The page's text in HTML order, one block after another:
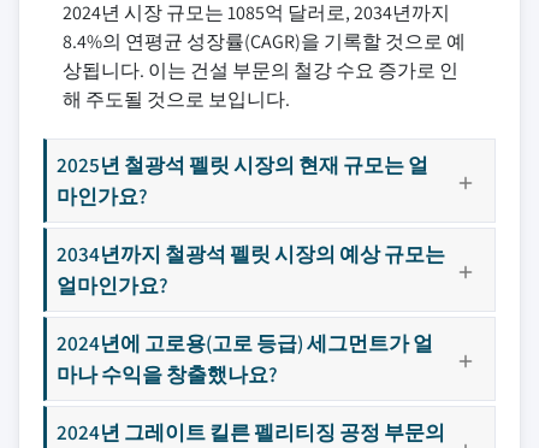
2024년 시장 규모는 1085억 달러로, 2034년까지
8.4%의 연평균 성장률(CAGR)을 기록할 것으로 예
상됩니다. 이는 건설 부문의 철강 수요 증가로 인
해 주도될 것으로 보입니다.
2025년 철광석 펠릿 시장의 현재 규모는 얼
마인가요?
2034년까지 철광석 펠릿 시장의 예상 규모는
얼마인가요?
2024년에 고로용(고로 등급) 세그먼트가 얼
마나 수익을 창출했나요?
2024년 그레이트 킬른 펠리티징 공정 부문의